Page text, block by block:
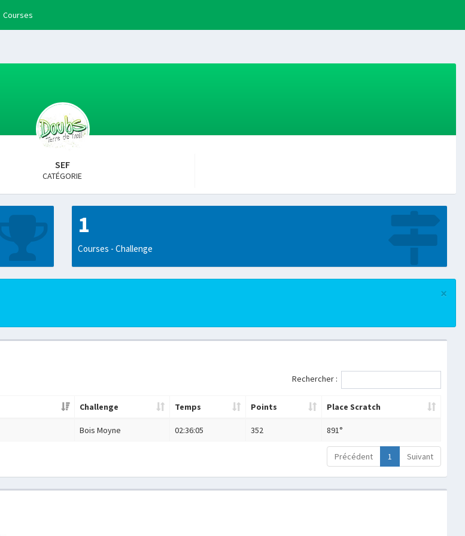
Courses
SEF
CATÉGORIE
1
Courses - Challenge
×
Rechercher :
Challenge Temps Points Place Scratch
Bois Moyne 02:36:05 352 891°
Précédent 1 Suivant